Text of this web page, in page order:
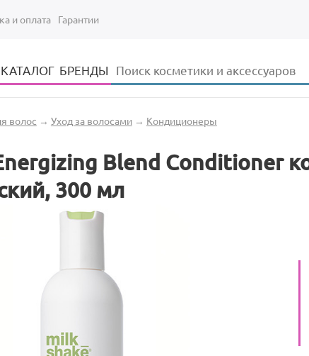
и оплата Гарантии
КАТАЛОГ БРЕНДЫ Форма поиска
Поиск
волос → Уход за волосами→ Кондиционеры
Blend Conditioner
300 мл